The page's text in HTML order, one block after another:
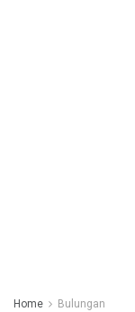
Home Bulungan